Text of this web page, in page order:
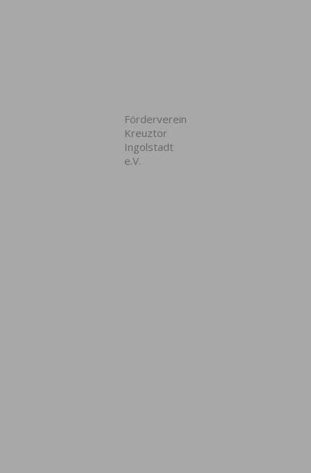
Förderverein
Kreuztor
Ingolstadt
e.V.